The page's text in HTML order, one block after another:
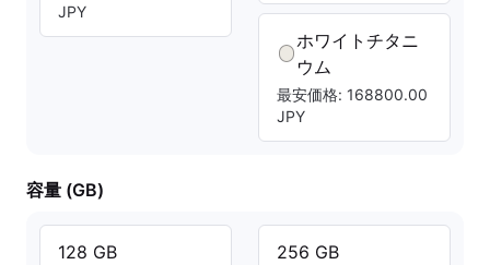
JPY
ホワイトチタニ
ウム
最安価格: 168800.00
JPY
容量 (GB)
128 GB 256 GB